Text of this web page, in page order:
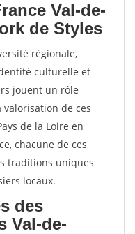
Val-de-
de Styles
régionale,
culturelle et
jouent un rôle
de ces
de la Loire en
chacune de ces
traditions uniques
locaux.
des
Val-de-